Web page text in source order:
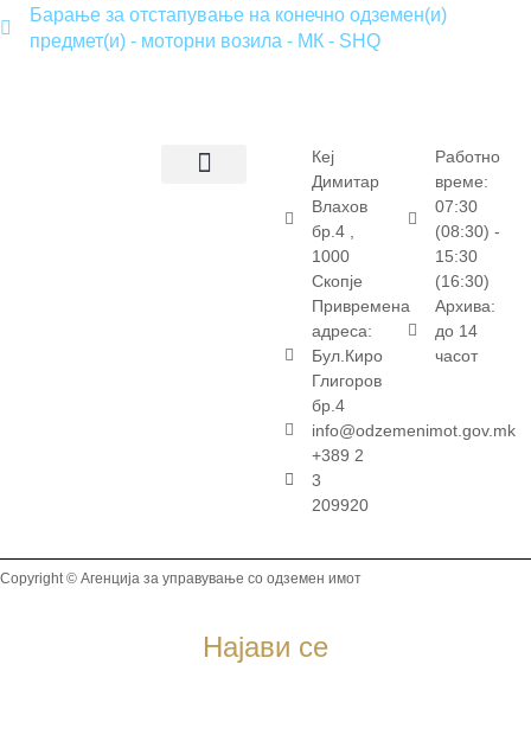
Барање за отстапување на конечно одземен(и)
предмет(и) - моторни возила - МК - SHQ
Кеј
Димитар
Влахов
бр.4 ,
1000
Скопје
Привремена
адреса:
Бул.Киро
Глигоров
бр.4
info@odzemenimot.gov.mk
+389 2
3
209920
Работно
време:
07:30
(08:30) -
15:30
(16:30)
Архива:
до 14
часот
Copyright © Агенција за управување со одземен имот
Најави се